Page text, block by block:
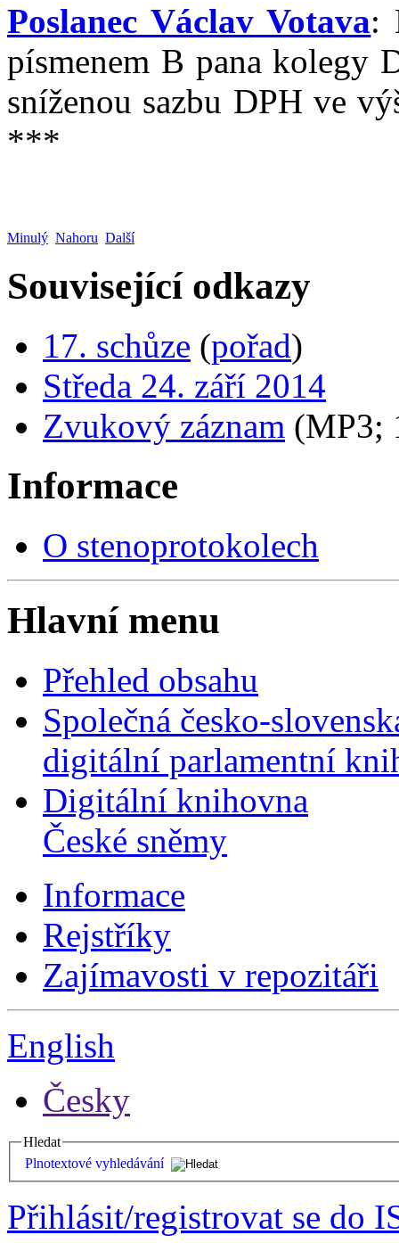
Poslanec Václav Votava:
písmenem B pana kolegy
sníženou sazbu DPH ve
***
Minulý Nahoru Další
Související odkazy
17. schůze (pořad)
Středa 24. září 2014
Zvukový záznam (MP3;
Informace
O stenoprotokolech
Hlavní menu
Přehled obsahu
Společná česko-
digitální parlamentní
Digitální knihovna
České sněmy
Informace
Rejstříky
Zajímavosti v repozitáři
English
Česky
Hledat
Plnotextové vyhledávání
Přihlásit/registrovat se do